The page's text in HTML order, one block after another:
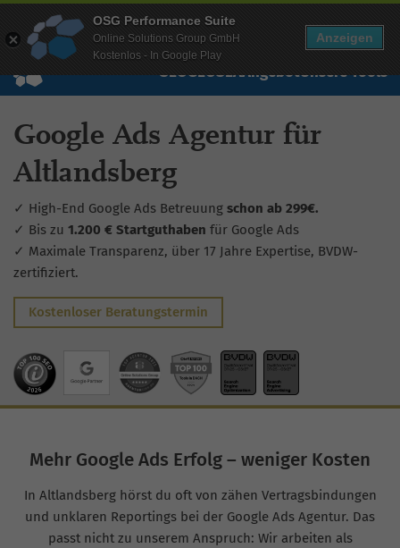
Wissen Free Checks Über uns Free Account
SEOGEOSEAAngebotUnsere Tools
Google Ads Agentur für
Altlandsberg
✓ High-End Google Ads Betreuung schon ab 299€.
✓ Bis zu 1.200 € Startguthaben für Google Ads
✓ Maximale Transparenz, über 17 Jahre Expertise, BVDW-
zertifiziert.
Kostenloser Beratungstermin
Mehr Google Ads Erfolg – weniger Kosten
In Altlandsberg hörst du oft von zähen Vertragsbindungen
und unklaren Reportings bei der Google Ads Agentur. Das
passt nicht zu unserem Anspruch: Wir arbeiten als
OSG Performance Suite
Online Solutions Group GmbH
Kostenlos - In Google Play
Anzeigen